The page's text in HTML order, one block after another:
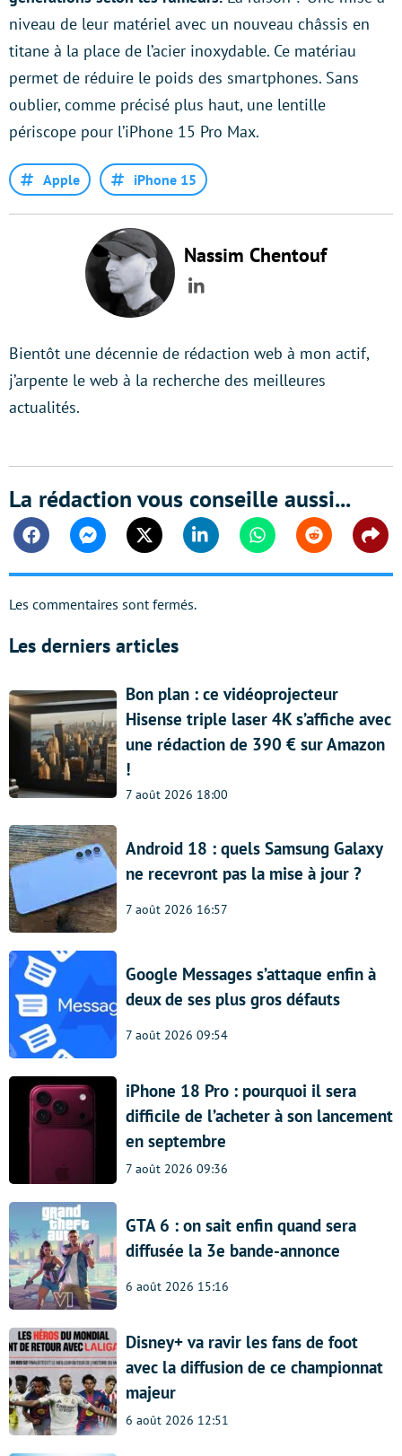
niveau de leur matériel avec un nouveau châssis en
titane à la place de l’acier inoxydable. Ce matériau
permet de réduire le poids des smartphones. Sans
oublier, comme précisé plus haut, une lentille
périscope pour l’iPhone 15 Pro Max.
Apple iPhone 15
Nassim Chentouf
LinkedIn
Bientôt une décennie de rédaction web à mon actif,
j’arpente le web à la recherche des meilleures
actualités.
La rédaction vous conseille aussi...
FacebookMessengerTwitter Linkedin WhatsappReddit
Les commentaires sont fermés.
Les derniers articles
Bon plan : ce vidéoprojecteur
Hisense triple laser 4K s’affiche avec
une rédaction de 390 € sur Amazon
!
7 août 2026 18:00
Android 18 : quels Samsung Galaxy
ne recevront pas la mise à jour ?
7 août 2026 16:57
Google Messages s’attaque enfin à
deux de ses plus gros défauts
7 août 2026 09:54
iPhone 18 Pro : pourquoi il sera
difficile de l’acheter à son lancement
en septembre
7 août 2026 09:36
GTA 6 : on sait enfin quand sera
diffusée la 3e bande-annonce
6 août 2026 15:16
Disney+ va ravir les fans de foot
avec la diffusion de ce championnat
majeur
6 août 2026 12:51